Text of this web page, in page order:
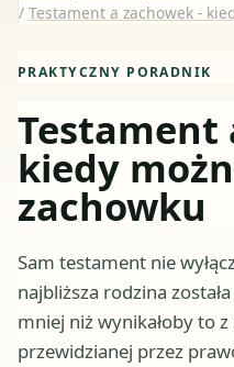
/ Testament a zachowek -
PRAKTYCZNY PORADNIK
Testament
kiedy
zachowku
Sam testament nie
najbliższa rodzina
mniej niż wynikałoby to
przewidzianej przez